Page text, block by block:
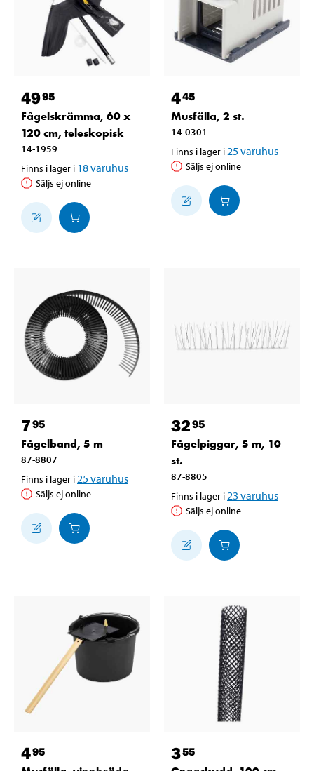
4995
Fågelskrämma, 60 x
120 cm, teleskopisk
14-1959
Finns i lager i 18varuhus
Säljs ej online
445
Musfälla, 2 st.
14-0301
Finns i lager i 25varuhus
Säljs ej online
795
Fågelband, 5 m
87-8807
Finns i lager i 25varuhus
Säljs ej online
3295
Fågelpiggar, 5 m, 10
st.
87-8805
Finns i lager i 23 varuhus
Säljs ej online
495 355